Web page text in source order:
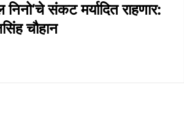
संकट मर्यादित राहणार:
चौहान